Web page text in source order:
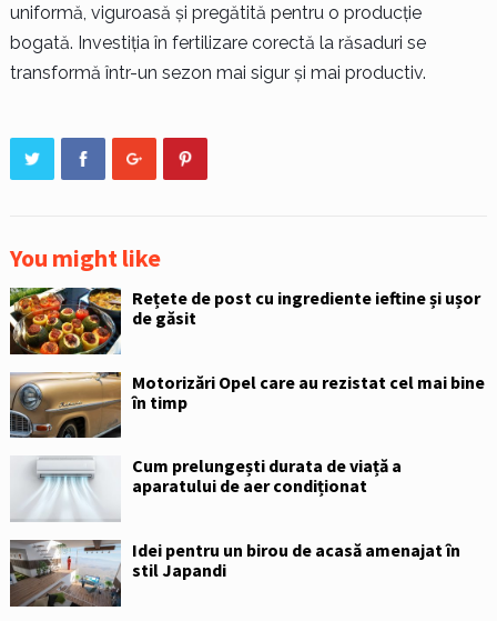
uniformă, viguroasă și pregătită pentru o producție
bogată. Investiția în fertilizare corectă la răsaduri se
transformă într-un sezon mai sigur și mai productiv.
You might like
Rețete de post cu ingrediente ieftine și ușor
de găsit
Motorizări Opel care au rezistat cel mai bine
în timp
Cum prelungești durata de viață a
aparatului de aer condiționat
Idei pentru un birou de acasă amenajat în
stil Japandi